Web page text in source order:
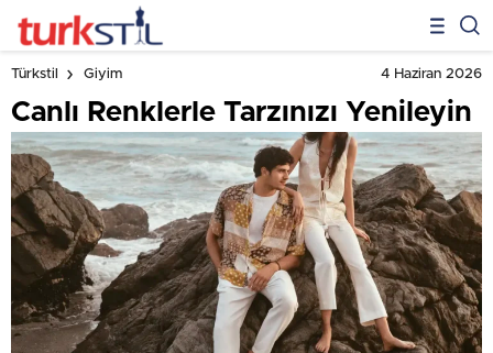
Türkstil Giyim 4 Haziran 2026
Canlı Renklerle Tarzınızı Yenileyin